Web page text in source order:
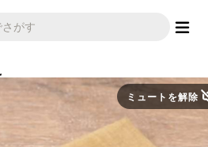
ミュートを解除